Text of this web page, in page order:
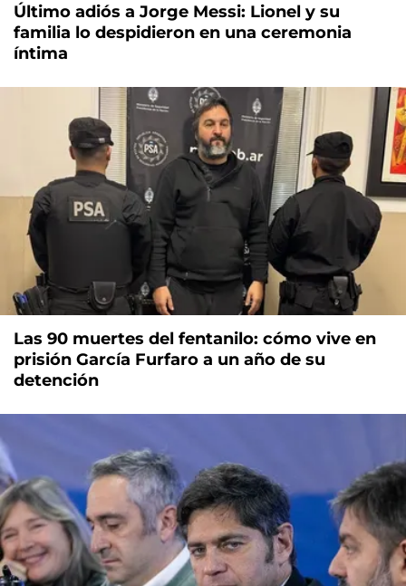
Último adiós a Jorge Messi: Lionel y su
familia lo despidieron en una ceremonia
íntima
Las 90 muertes del fentanilo: cómo vive en
prisión García Furfaro a un año de su
detención